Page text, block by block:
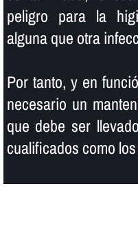
peligro para la
alguna que otra
Por tanto, y en
necesario un
que debe ser
cualificados como